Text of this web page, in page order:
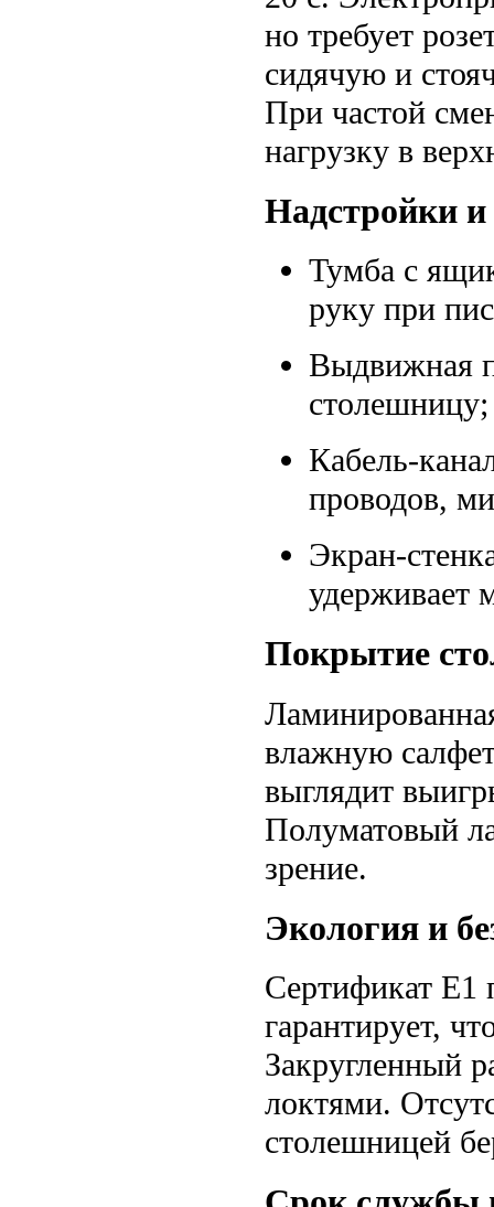
но требует
сидячую и
При частой
нагрузку в
Надстройки и
Тумба с
руку при
Выдвижная
столешницу;
Кабель-
проводов,
Экран-
удерживает
Покрытие
влажную
выглядит
Полуматовый
зрение.
Экология и
Сертификат E1
гарантирует,
Закругленный
локтями.
столешницей